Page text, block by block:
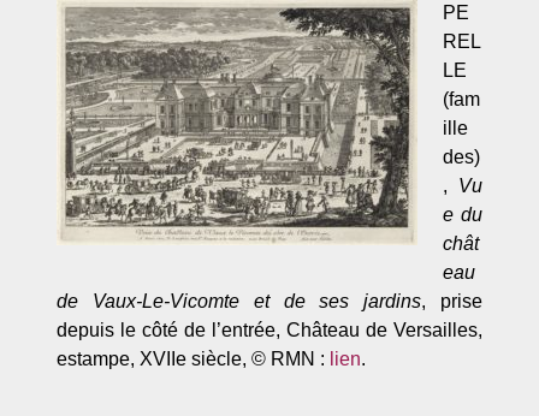
PE
REL
LE
(fam
ille
des)
, Vu
e du
chât
eau
de Vaux-Le-Vicomte et de ses jardins, prise
depuis le côté de l’entrée, Château de Versailles,
estampe, XVIIe siècle, © RMN : lien.